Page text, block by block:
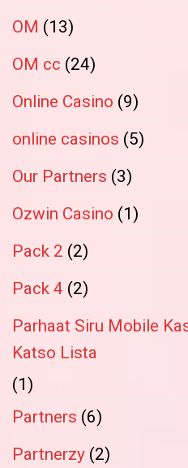
OM (13)
OM cc (24)
Online Casino (9)
online casinos (5)
Our Partners (3)
Ozwin Casino (1)
Pack 2 (2)
Pack 4 (2)
Parhaat Siru Mobile
Katso Lista
(1)
Partners (6)
Partnerzy (2)